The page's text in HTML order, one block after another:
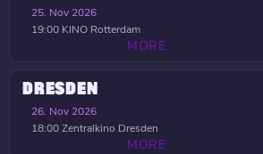
25. Nov 2026
19:00 KINO Rotterdam
MORE
DRESDEN
26. Nov 2026
18:00Zentralkino Dresden
MORE